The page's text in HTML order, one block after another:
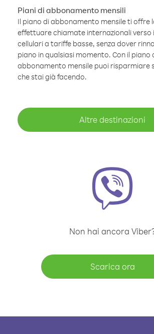
Piani di abbonamento mensili
Il piano di abbonamento mensile ti offre
effettuare chiamate internazionali verso
cellulari a tariffe basse, senza dover
piano in qualsiasi momento. Con il piano
abbonamento mensile puoi risparmiare
che stai già facendo.
Altre destinazioni
Non hai ancora
Scarica ora